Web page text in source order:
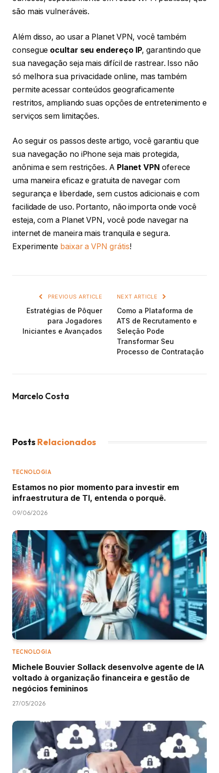
são mais vulneráveis.
Além disso, ao usar a Planet VPN, você também
consegue ocultar seu endereço IP, garantindo que
sua navegação seja mais difícil de rastrear. Isso não
só melhora sua privacidade online, mas também
permite acessar conteúdos geograficamente
restritos, ampliando suas opções de entretenimento e
serviços sem limitações.
Ao seguir os passos deste artigo, você garantiu que
sua navegação no iPhone seja mais protegida,
anônima e sem restrições. A Planet VPN oferece
uma maneira eficaz e gratuita de navegar com
segurança e liberdade, sem custos adicionais e com
facilidade de uso. Portanto, não importa onde você
esteja, com a Planet VPN, você pode navegar na
internet de maneira mais tranquila e segura.
Experimente baixar a VPN grátis!
PREVIOUS ARTICLE
Estratégias de Pôquer
para Jogadores
Iniciantes e Avançados
NEXT ARTICLE
Como a Plataforma de
ATS de Recrutamento e
Seleção Pode
Transformar Seu
Processo de Contratação
Marcelo Costa
Posts Relacionados
TECNOLOGIA
Estamos no pior momento para investir em
infraestrutura de TI, entenda o porquê.
09/06/2026
TECNOLOGIA
Michele Bouvier Sollack desenvolve agente de IA
voltado à organização financeira e gestão de
negócios femininos
27/05/2026